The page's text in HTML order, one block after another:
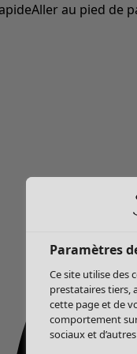
Aller au pied de
Paramètres
Ce site utilise des
prestataires tiers,
cette page et de
comportement
sociaux et